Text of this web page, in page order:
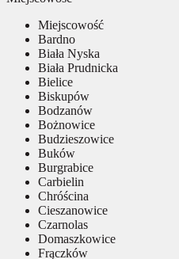
Miejscowość
Bardno
Biała Nyska
Biała Prudnicka
Bielice
Biskupów
Bodzanów
Bożnowice
Budzieszowice
Buków
Burgrabice
Carbielin
Chróścina
Cieszanowice
Czarnolas
Domaszkowice
Frączków